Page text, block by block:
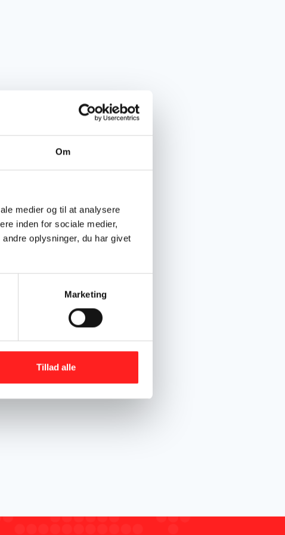
Om
medier og til at analysere
inden for sociale medier,
oplysninger, du har givet
Marketing
Tillad alle